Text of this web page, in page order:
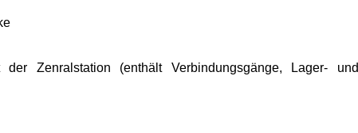
Zenralstation (enthält Verbindungsgänge, Lager- und